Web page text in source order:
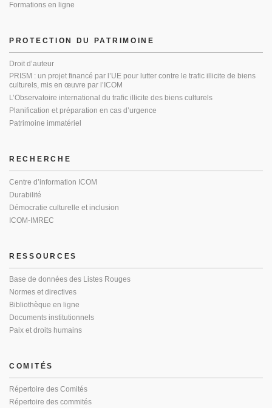
PROTECTION DU PATRIMOINE
Droit d’auteur
PRISM : un projet financé par l’UE pour lutter contre le trafic illicite de biens
culturels, mis en œuvre par l’ICOM
L’Observatoire international du trafic illicite des biens culturels
Planification et préparation en cas d’urgence
Patrimoine immatériel
Formations en ligne
RECHERCHE
Centre d’information ICOM
Durabilité
Démocratie culturelle et inclusion
ICOM-IMREC
RESSOURCES
Base de données des Listes Rouges
Normes et directives
Bibliothèque en ligne
Documents institutionnels
Paix et droits humains
COMITÉS
Répertoire des Comités
Répertoire des commités